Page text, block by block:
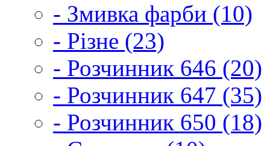
- Змивка фарби (10)
- Різне (23)
- Розчинник 646 (20)
- Розчинник 647 (35)
- Розчинник 650 (18)